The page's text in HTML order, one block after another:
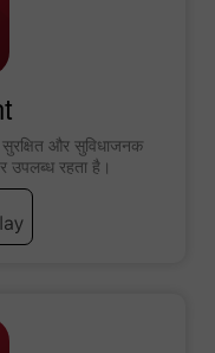
और सुविधाजनक
उपलब्ध रहता है।